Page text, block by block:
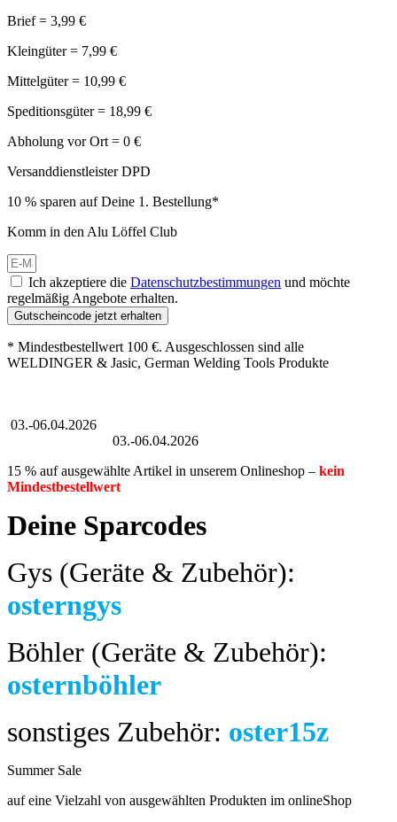
Brief = 3,99 €
Kleingüter = 7,99 €
Mittelgüter = 10,99 €
Speditionsgüter = 18,99 €
Abholung vor Ort = 0 €
Versanddienstleister DPD
10 % sparen auf Deine 1. Bestellung*
Komm in den Alu Löffel Club
Ich akzeptiere die Datenschutzbestimmungen und möchte
regelmäßig Angebote erhalten.
Gutscheincode jetzt erhalten
* Mindestbestellwert 100 €. Ausgeschlossen sind alle
WELDINGER & Jasic, German Welding Tools Produkte
03.-06.04.2026
03.-06.04.2026
15 % auf ausgewählte Artikel in unserem Onlineshop – kein
Mindestbestellwert
Deine Sparcodes
Gys (Geräte & Zubehör):
osterngys
Böhler (Geräte & Zubehör):
osternböhler
sonstiges Zubehör: oster15z
Summer Sale
auf eine Vielzahl von ausgewählten Produkten im onlineShop